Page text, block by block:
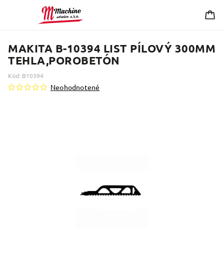
MAKITA B-10394 LIST PÍLOVÝ 300MM
TEHLA,POROBETÓN
Kód: B10394
Neohodnotené